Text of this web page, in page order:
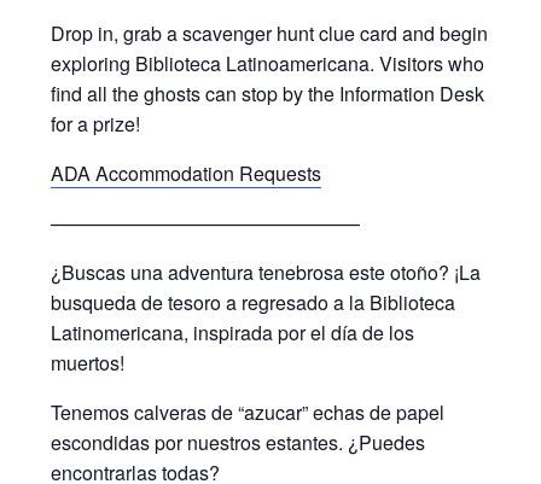
Drop in, grab a scavenger hunt clue card and begin
exploring Biblioteca Latinoamericana. Visitors who
find all the ghosts can stop by the Information Desk
for a prize!
ADA Accommodation Requests
————————————————
¿Buscas una adventura tenebrosa este otoño? ¡La
busqueda de tesoro a regresado a la Biblioteca
Latinomericana, inspirada por el día de los
muertos!
Tenemos calveras de “azucar” echas de papel
escondidas por nuestros estantes. ¿Puedes
encontrarlas todas?